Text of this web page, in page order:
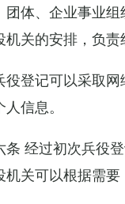
团体、企业事业
机关的安排，负
役登记可以采取
信息。
条 经过初次兵役
关可以根据需要